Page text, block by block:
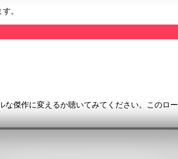
。
傑作に変えるか聴いてみてください。このロ